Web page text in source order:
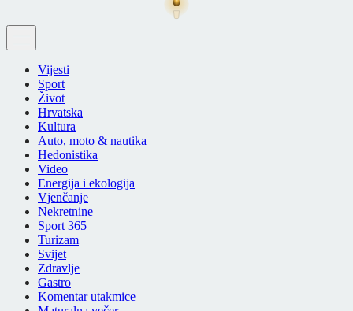
Vijesti
Sport
Život
Hrvatska
Kultura
Auto, moto & nautika
Hedonistika
Video
Energija i ekologija
Vjenčanje
Nekretnine
Sport 365
Turizam
Svijet
Zdravlje
Gastro
Komentar utakmice